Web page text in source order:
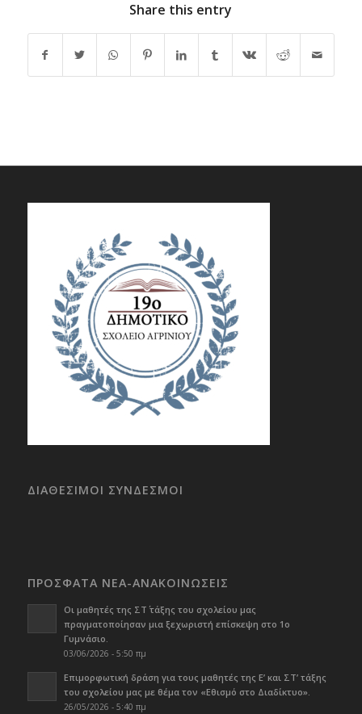
Share this entry
ΔΙΑΘΕΣΙΜΟΙ ΣΥΝΔΕΣΜΟΙ
ΠΡΟΣΦΑΤΑ ΝΕΑ-ΑΝΑΚΟΙΝΩΣΕΙΣ
Οι μαθητές της ΣΤ΄ τάξης του σχολείου μας
πραγματοποίησαν μια ξεχωριστή επίσκεψη στο 1ο
Γυμνάσιο.
03/06/2026 - 5:50 πμ
Επιμορφωτική δράση για τους μαθητές της Ε’ και ΣΤ’ τάξης
του σχολείου μας με θέμα τον «Εθισμό στο Διαδίκτυο».
26/05/2026 - 5:40 πμ